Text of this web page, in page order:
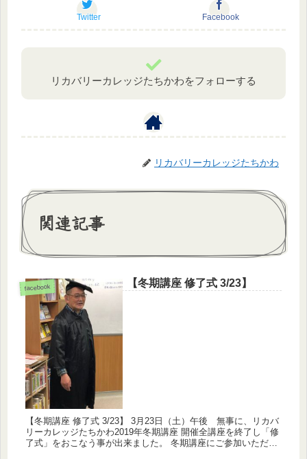
Twitter Facebook
リカバリーカレッジたちかわをフォローする
リカバリーカレッジたちかわ
関連記事
facebook 【冬期講座 修了式 3/23】
【冬期講座 修了式 3/23】 3月23日（土）午後 無事に、リカバ
リーカレッジたちかわ2019年冬期講座 開催全講座を終了し「修
了式」をおこなう事が出来ました。 冬期講座にご参加いただい